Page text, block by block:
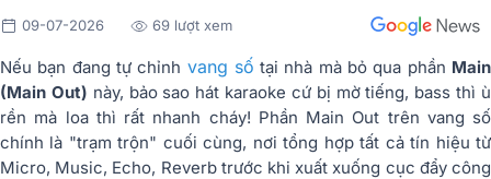
09-07-2026 69 lượt xem
Nếu bạn đang tự chỉnh vang số tại nhà mà bỏ qua phần Main
(Main Out) này, bảo sao hát karaoke cứ bị mờ tiếng, bass thì ù
rền mà loa thì rất nhanh cháy! Phần Main Out trên vang số
chính là "trạm trộn" cuối cùng, nơi tổng hợp tất cả tín hiệu từ
Micro, Music, Echo, Reverb trước khi xuất xuống cục đẩy công